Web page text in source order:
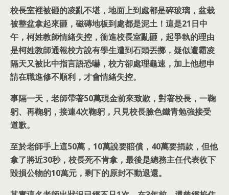
校長室裡被砸的凌亂不堪，地面上到處都是碎玻璃，盆栽
被整盆拿起來砸，磁磚地板到處都是泥土！這是21日中
午，柯姓教師情緒失控，衝進校長室亂砸，起爭執的理由
是柯姓教師通報校方說有學生遭到石頭丟擲，疑似遭霸凌
隔天又被比中指言語恐嚇，校方卻處理龜速，加上他想申
請在職進修不順利，才會情緒失控。
事隔一天，老師帶著50萬現金前來致歉，對著校長，一鞠
躬、再鞠躬，接連4次鞠躬，只見校長臉色鐵青勉強接受
道歉。
至於老師手上這50萬，10萬說要賠償，40萬要捐款，但他
拿了將近30秒，校長死不肯拿，最後是總務主任代表收下
毀損公物的10萬元，剩下的原封不動退還。